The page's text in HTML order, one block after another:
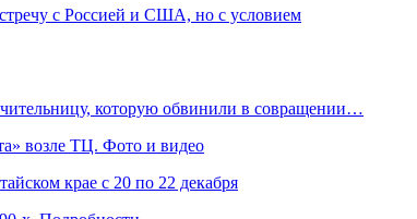
с Россией и США, но с условием
которую обвинили в совращении…
возле ТЦ. Фото и видео
крае с 20 по 22 декабря